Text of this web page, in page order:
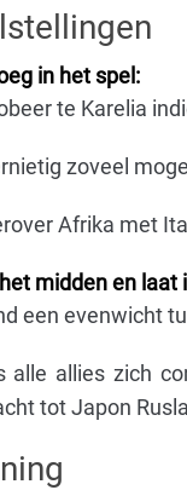
in het spel:
te Karelia
zoveel
Afrika met
midden en laat
een evenwicht
alle allies zich
tot Japon